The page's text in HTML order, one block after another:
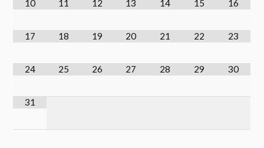
10 11 12 13 14 15 16
17 18 19 20 21 22 23
24 25 26 27 28 29 30
31